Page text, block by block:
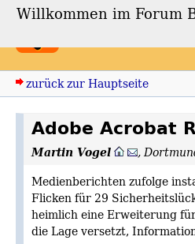
Forum
zurück zur Hauptseite
Adobe Acrobat
Martin Vogel ,
Medienberichten zufolge
Flicken für 29
heimlich eine Erweiterung
die Lage versetzt,
Willkommen im Forum